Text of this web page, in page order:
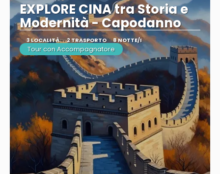
EXPLORE CINA tra Storia e
Modernità - Capodanno
3 LOCALITÀ 2 TRASPORTO 8 NOTTE/I
Tour con Accompagnatore